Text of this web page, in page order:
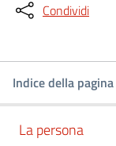
Condividi
Indice della pagina
La persona